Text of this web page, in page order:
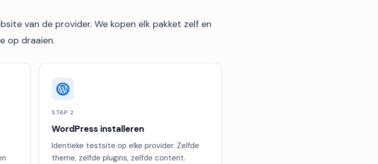
van de provider. We kopen elk pakket zelf en
op draaien.
STAP 2
WordPress installeren
Identieke testsite op elke provider. Zelfde
theme, zelfde plugins, zelfde content.